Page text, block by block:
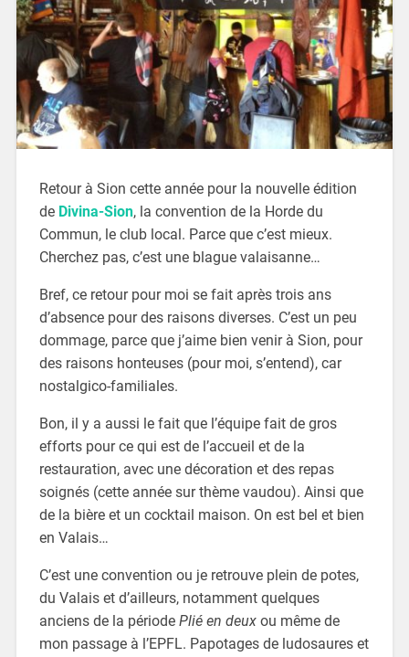
Retour à Sion cette année pour la nouvelle édition
de Divina-Sion, la convention de la Horde du
Commun, le club local. Parce que c’est mieux.
Cherchez pas, c’est une blague valaisanne…
Bref, ce retour pour moi se fait après trois ans
d’absence pour des raisons diverses. C’est un peu
dommage, parce que j’aime bien venir à Sion, pour
des raisons honteuses (pour moi, s’entend), car
nostalgico-familiales.
Bon, il y a aussi le fait que l’équipe fait de gros
efforts pour ce qui est de l’accueil et de la
restauration, avec une décoration et des repas
soignés (cette année sur thème vaudou). Ainsi que
de la bière et un cocktail maison. On est bel et bien
en Valais…
C’est une convention ou je retrouve plein de potes,
du Valais et d’ailleurs, notamment quelques
anciens de la période Plié en deuxou même de
mon passage à l’EPFL. Papotages de ludosaures et